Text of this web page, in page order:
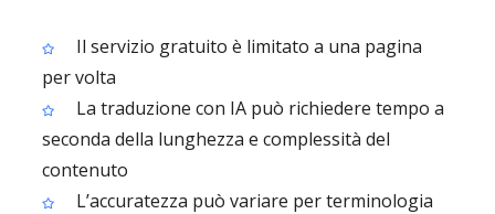
Il servizio gratuito è limitato a una pagina
per volta
La traduzione con IA può richiedere tempo a
seconda della lunghezza e complessità del
contenuto
L’accuratezza può variare per terminologia